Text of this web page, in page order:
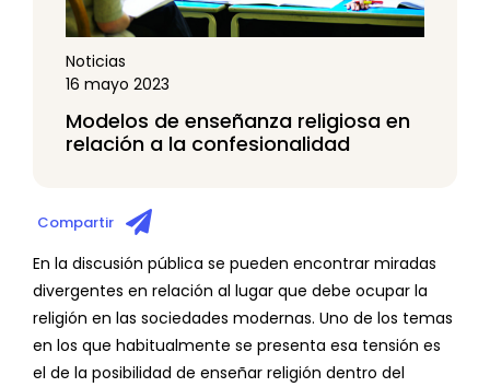
Noticias
16 mayo 2023
Modelos de enseñanza religiosa en
relación a la confesionalidad
Compartir
En la discusión pública se pueden encontrar miradas
divergentes en relación al lugar que debe ocupar la
religión en las sociedades modernas. Uno de los temas
en los que habitualmente se presenta esa tensión es
el de la posibilidad de enseñar religión dentro del